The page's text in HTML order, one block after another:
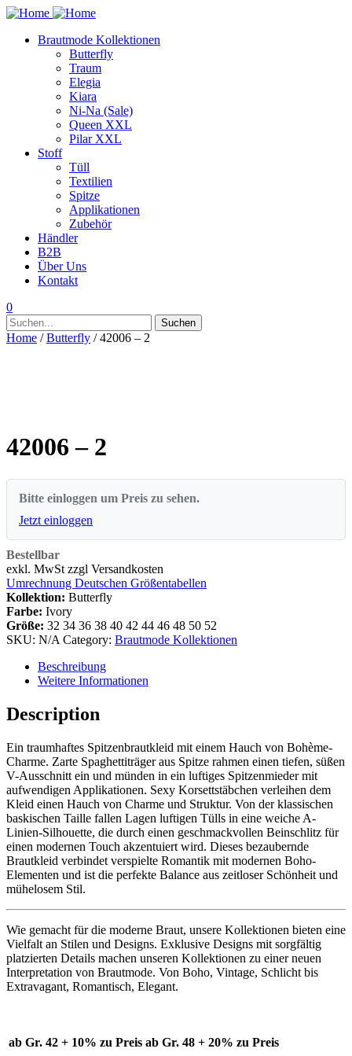
Brautmode Kollektionen
Butterfly
Traum
Elegia
Kiara
Ni-Na (Sale)
Queen XXL
Pilar XXL
Stoff
Tüll
Textilien
Spitze
Applikationen
Zubehör
Händler
B2B
Über Uns
Kontakt
0
Suchen
nach:
Suchen
Home /Butterfly / 42006 – 2
42006 – 2
Bitte einloggen um Preis zu sehen.
Jetzt einloggen
Bestellbar
exkl. MwSt zzgl Versandkosten
Umrechnung Deutschen Größentabellen
Kollektion: Butterfly
Farbe: Ivory
Größe: 32 34 36 38 40 42 44 46 48 50 52
SKU: N/A Category: Brautmode Kollektionen
Beschreibung
Weitere Informationen
Description
Ein traumhaftes Spitzenbrautkleid mit einem Hauch von Bohème-
Charme. Zarte Spaghettiträger aus Spitze rahmen einen tiefen, süßen
V-Ausschnitt ein und münden in ein luftiges Spitzenmieder mit
aufwendigen Applikationen. Sexy Korsettstäbchen verleihen dem
Kleid einen Hauch von Charme und Struktur. Von der klassischen
baskischen Taille fallen Lagen luftigen Tülls in eine weiche A-
Linien-Silhouette, die durch einen geschmackvollen Beinschlitz für
einen modernen Touch akzentuiert wird. Dieses bezaubernde
Brautkleid verbindet verspielte Romantik mit modernen Boho-
Elementen und ist die perfekte Balance aus zeitloser Schönheit und
mühelosem Stil.
Wie gemacht für die moderne Braut, unsere Kollektionen bieten eine
Vielfalt an Stilen und Designs. Exklusive Designs mit sorgfältig
platzierten Details machen unseren Kollektionen zu einer neuen
Interpretation von Brautmode. Von Boho, Vintage, Schlicht bis
Extravagant, Romantisch, Elegant.
ab Gr. 42 + 10% zu Preis ab Gr. 48 + 20% zu Preis